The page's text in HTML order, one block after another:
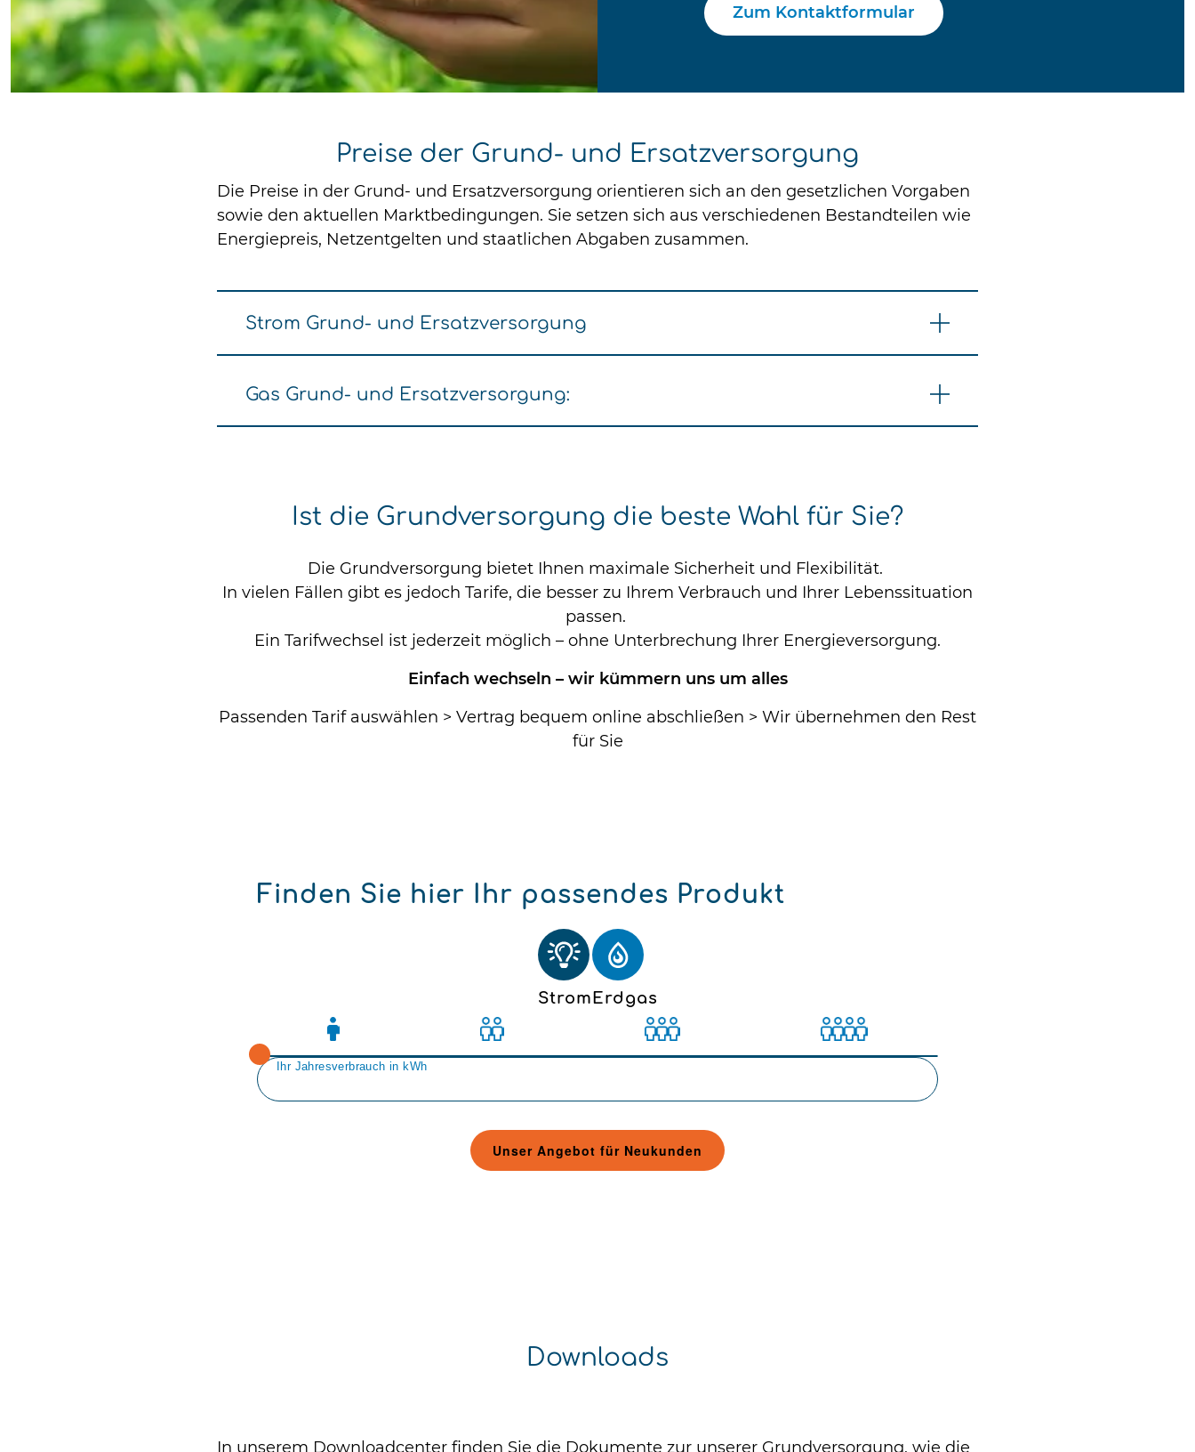
Zum Kontaktformular
Preise der Grund- und Ersatzversorgung
Die Preise in der Grund- und Ersatzversorgung orientieren sich an den gesetzlichen Vorgaben
sowie den aktuellen Marktbedingungen. Sie setzen sich aus verschiedenen Bestandteilen wie
Energiepreis, Netzentgelten und staatlichen Abgaben zusammen.
Strom Grund- und Ersatzversorgung
Gas Grund- und Ersatzversorgung:
Ist die Grundversorgung die beste Wahl für Sie?
Die Grundversorgung bietet Ihnen maximale Sicherheit und Flexibilität.
In vielen Fällen gibt es jedoch Tarife, die besser zu Ihrem Verbrauch und Ihrer Lebenssituation
passen.
Ein Tarifwechsel ist jederzeit möglich – ohne Unterbrechung Ihrer Energieversorgung.
Einfach wechseln – wir kümmern uns um alles
Passenden Tarif auswählen > Vertrag bequem online abschließen > Wir übernehmen den Rest
für Sie
Downloads
In unserem Downloadcenter finden Sie die Dokumente zur unserer Grundversorgung, wie die